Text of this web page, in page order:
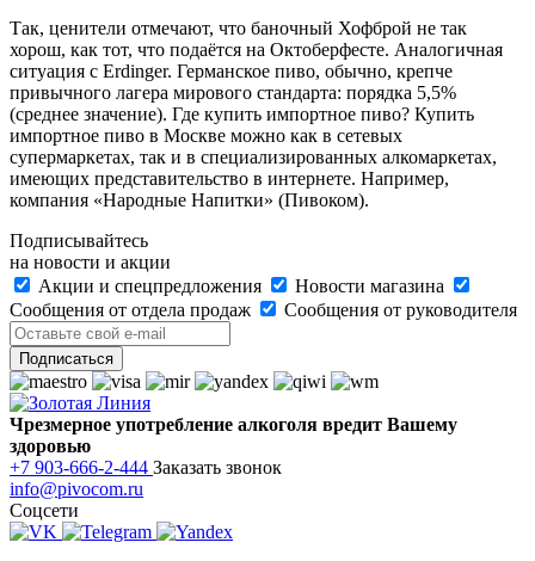
Так, ценители отмечают, что баночный Хофброй не так
хорош, как тот, что подаётся на Октоберфесте. Аналогичная
ситуация с Erdinger. Германское пиво, обычно, крепче
привычного лагера мирового стандарта: порядка 5,5%
(среднее значение). Где купить импортное пиво? Купить
импортное пиво в Москве можно как в сетевых
супермаркетах, так и в специализированных алкомаркетах,
имеющих представительство в интернете. Например,
компания «Народные Напитки» (Пивоком).
Подписывайтесь
на новости и акции
Акции и спецпредложения
Новости магазина
Сообщения от отдела продаж
Сообщения от руководителя
Чрезмерное употребление алкоголя вредит Вашему
здоровью
+7 903-666-2-444 Заказать звонок
info@pivocom.ru
Соцсети